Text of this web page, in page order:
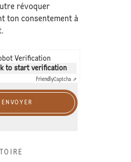
révoquer
ton consentement à
Verification
to start verification
FriendlyCaptcha ⇗
ENVOYER